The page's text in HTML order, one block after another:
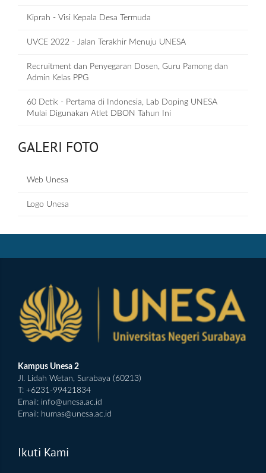
Kiprah - Visi Kepala Desa Termuda
UVCE 2022 - Jalan Terakhir Menuju UNESA
Recruitment dan Penyegaran Dosen, Guru Pamong dan
Admin Kelas PPG
60 Detik - Pertama di Indonesia, Lab Doping UNESA
Mulai Digunakan Atlet DBON Tahun Ini
GALERI FOTO
Web Unesa
Logo Unesa
Kampus Unesa 2
Jl. Lidah Wetan, Surabaya (60213)
T: +6231-99421834
Email: info@unesa.ac.id
Email: humas@unesa.ac.id
Ikuti Kami